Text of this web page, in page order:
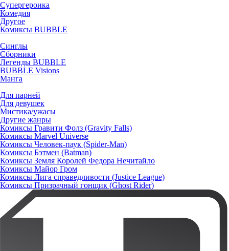
Супергероика
Комедия
Другое
Комиксы BUBBLE
Синглы
Сборники
Легенды BUBBLE
BUBBLE Visions
Манга
Для парней
Для девушек
Мистика/ужасы
Другие жанры
Комиксы Гравити Фолз (Gravity Falls)
Комиксы Marvel Universe
Комиксы Человек-паук (Spider-Man)
Комиксы Бэтмен (Batman)
Комиксы Земля Королей Федора Нечитайло
Комиксы Майор Гром
Комиксы Лига справедливости (Justice League)
Комиксы Призрачный гонщик (Ghost Rider)